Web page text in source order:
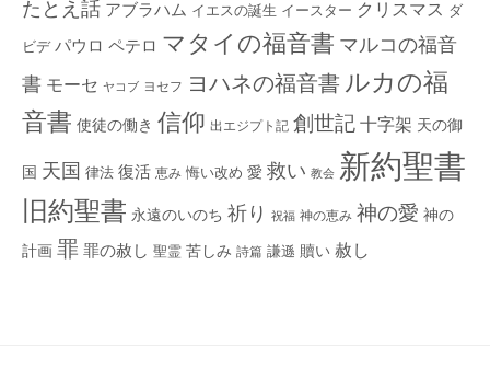
たとえ話 アブラハム イエスの誕生 イースター クリスマス ダ
ビデ パウロ ペテロ マタイの福音書 マルコの福音
書 モーセ ヤコブ ヨセフ ヨハネの福音書 ルカの福
音書 使徒の働き 信仰 出エジプト記 創世記 十字架 天の御
国 天国 律法 復活 恵み 悔い改め 愛 救い 教会 新約聖書
旧約聖書 永遠のいのち 祈り 祝福 神の恵み 神の愛 神の
計画 罪 罪の赦し 聖霊 苦しみ 詩篇 謙遜 贖い 赦し